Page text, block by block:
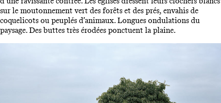
sur le moutonnement vert des forêts et des prés, envahis de
coquelicots ou peuplés d’animaux. Longues ondulations du
paysage. Des buttes très érodées ponctuent la plaine.